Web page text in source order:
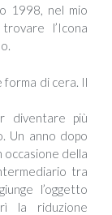
1998, nel mio
l’Icona
forma di cera. Il
diventare più
Un anno dopo
occasione della
tra
l’oggetto
la riduzione